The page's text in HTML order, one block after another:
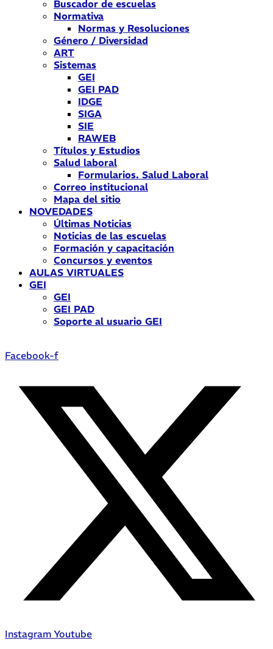
Buscador de escuelas
Normativa
Normas y Resoluciones
Género / Diversidad
ART
Sistemas
GEI
GEI PAD
IDGE
SIGA
SIE
RAWEB
Títulos y Estudios
Salud laboral
Formularios. Salud Laboral
Correo institucional
Mapa del sitio
NOVEDADES
Últimas Noticias
Noticias de las escuelas
Formación y capacitación
Concursos y eventos
AULAS VIRTUALES
GEI
GEI
GEI PAD
Soporte al usuario GEI
Facebook-f
Instagram Youtube